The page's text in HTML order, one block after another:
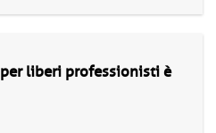
liberi professionisti è